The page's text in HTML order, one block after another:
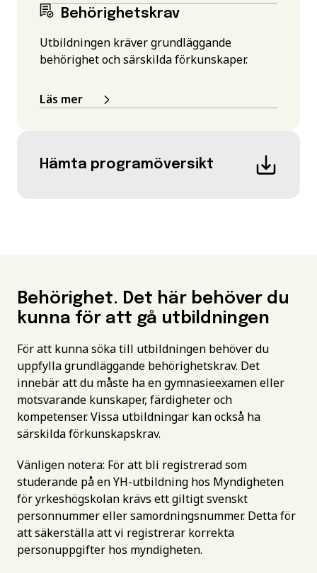
Behörighetskrav
Utbildningen kräver grundläggande
behörighet och särskilda förkunskaper.
Läs mer
Hämta programöversikt
Behörighet. Det här behöver du
kunna för att gå utbildningen
För att kunna söka till utbildningen behöver du
uppfylla grundläggande behörighetskrav. Det
innebär att du måste ha en gymnasieexamen eller
motsvarande kunskaper, färdigheter och
kompetenser. Vissa utbildningar kan också ha
särskilda förkunskapskrav.
Vänligen notera: För att bli registrerad som
studerande på en YH-utbildning hos Myndigheten
för yrkeshögskolan krävs ett giltigt svenskt
personnummer eller samordningsnummer. Detta för
att säkerställa att vi registrerar korrekta
personuppgifter hos myndigheten.